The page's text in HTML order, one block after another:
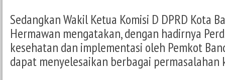
Sedangkan Wakil Ketua Komisi D DPRD Kota
Hermawan mengatakan, dengan hadirnya
kesehatan dan implementasi oleh Pemkot
dapat menyelesaikan berbagai permasalahan